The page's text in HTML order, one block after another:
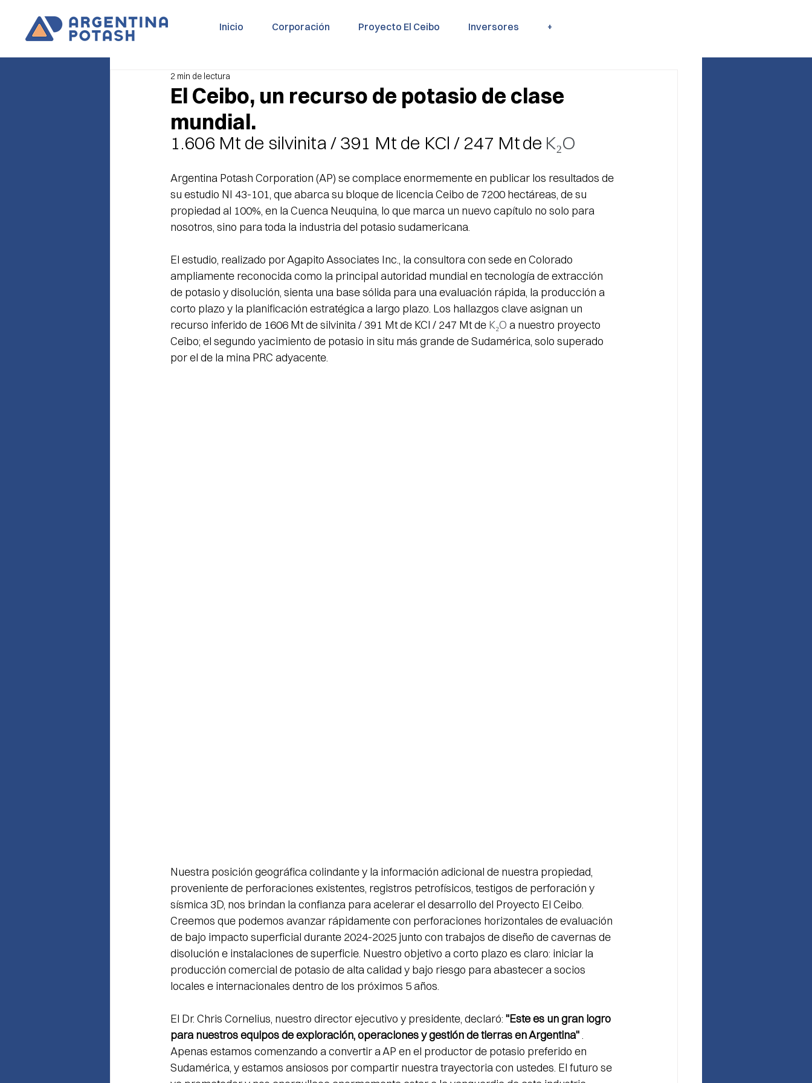
Inicio Corporación Proyecto El Ceibo Inversores +
El Ceibo, un recurso de potasio de clase
mundial.
2 min de lectura
1.606 Mt de silvinita / 391 Mt de KCl / 247 Mtde K₂O
Argentina Potash Corporation (AP) se complace enormemente en publicar los resultados de
su estudio NI 43-101, que abarca su bloque de licencia Ceibo de 7200 hectáreas, de su
propiedad al 100%, en la Cuenca Neuquina, lo que marca un nuevo capítulo no solo para
nosotros, sino para toda la industria del potasio sudamericana.
El estudio, realizado por Agapito Associates Inc., la consultora con sede en Colorado
ampliamente reconocida como la principal autoridad mundial en tecnología de extracción
de potasio y disolución, sienta una base sólida para una evaluación rápida, la producción a
corto plazo y la planificación estratégica a largo plazo. Los hallazgos clave asignan un
recurso inferido de 1606 Mt de silvinita / 391 Mt de KCl / 247 Mt de K₂O a nuestro proyecto
Ceibo; el segundo yacimiento de potasio in situ más grande de Sudamérica, solo superado
por el de la mina PRC adyacente.
Nuestra posición geográfica colindante y la información adicional de nuestra propiedad,
proveniente de perforaciones existentes, registros petrofísicos, testigos de perforación y
sísmica 3D, nos brindan la confianza para acelerar el desarrollo del Proyecto El Ceibo.
Creemos que podemos avanzar rápidamente con perforaciones horizontales de evaluación
de bajo impacto superficial durante 2024-2025 junto con trabajos de diseño de cavernas de
disolución e instalaciones de superficie. Nuestro objetivo a corto plazo es claro: iniciar la
producción comercial de potasio de alta calidad y bajo riesgo para abastecer a socios
locales e internacionales dentro de los próximos 5 años.
El Dr. Chris Cornelius, nuestro director ejecutivo y presidente, declaró: "Este es un gran logro
para nuestros equipos de exploración, operaciones y gestión de tierras en Argentina" .
Apenas estamos comenzando a convertir a AP en el productor de potasio preferido en
Sudamérica, y estamos ansiosos por compartir nuestra trayectoria con ustedes. El futuro se